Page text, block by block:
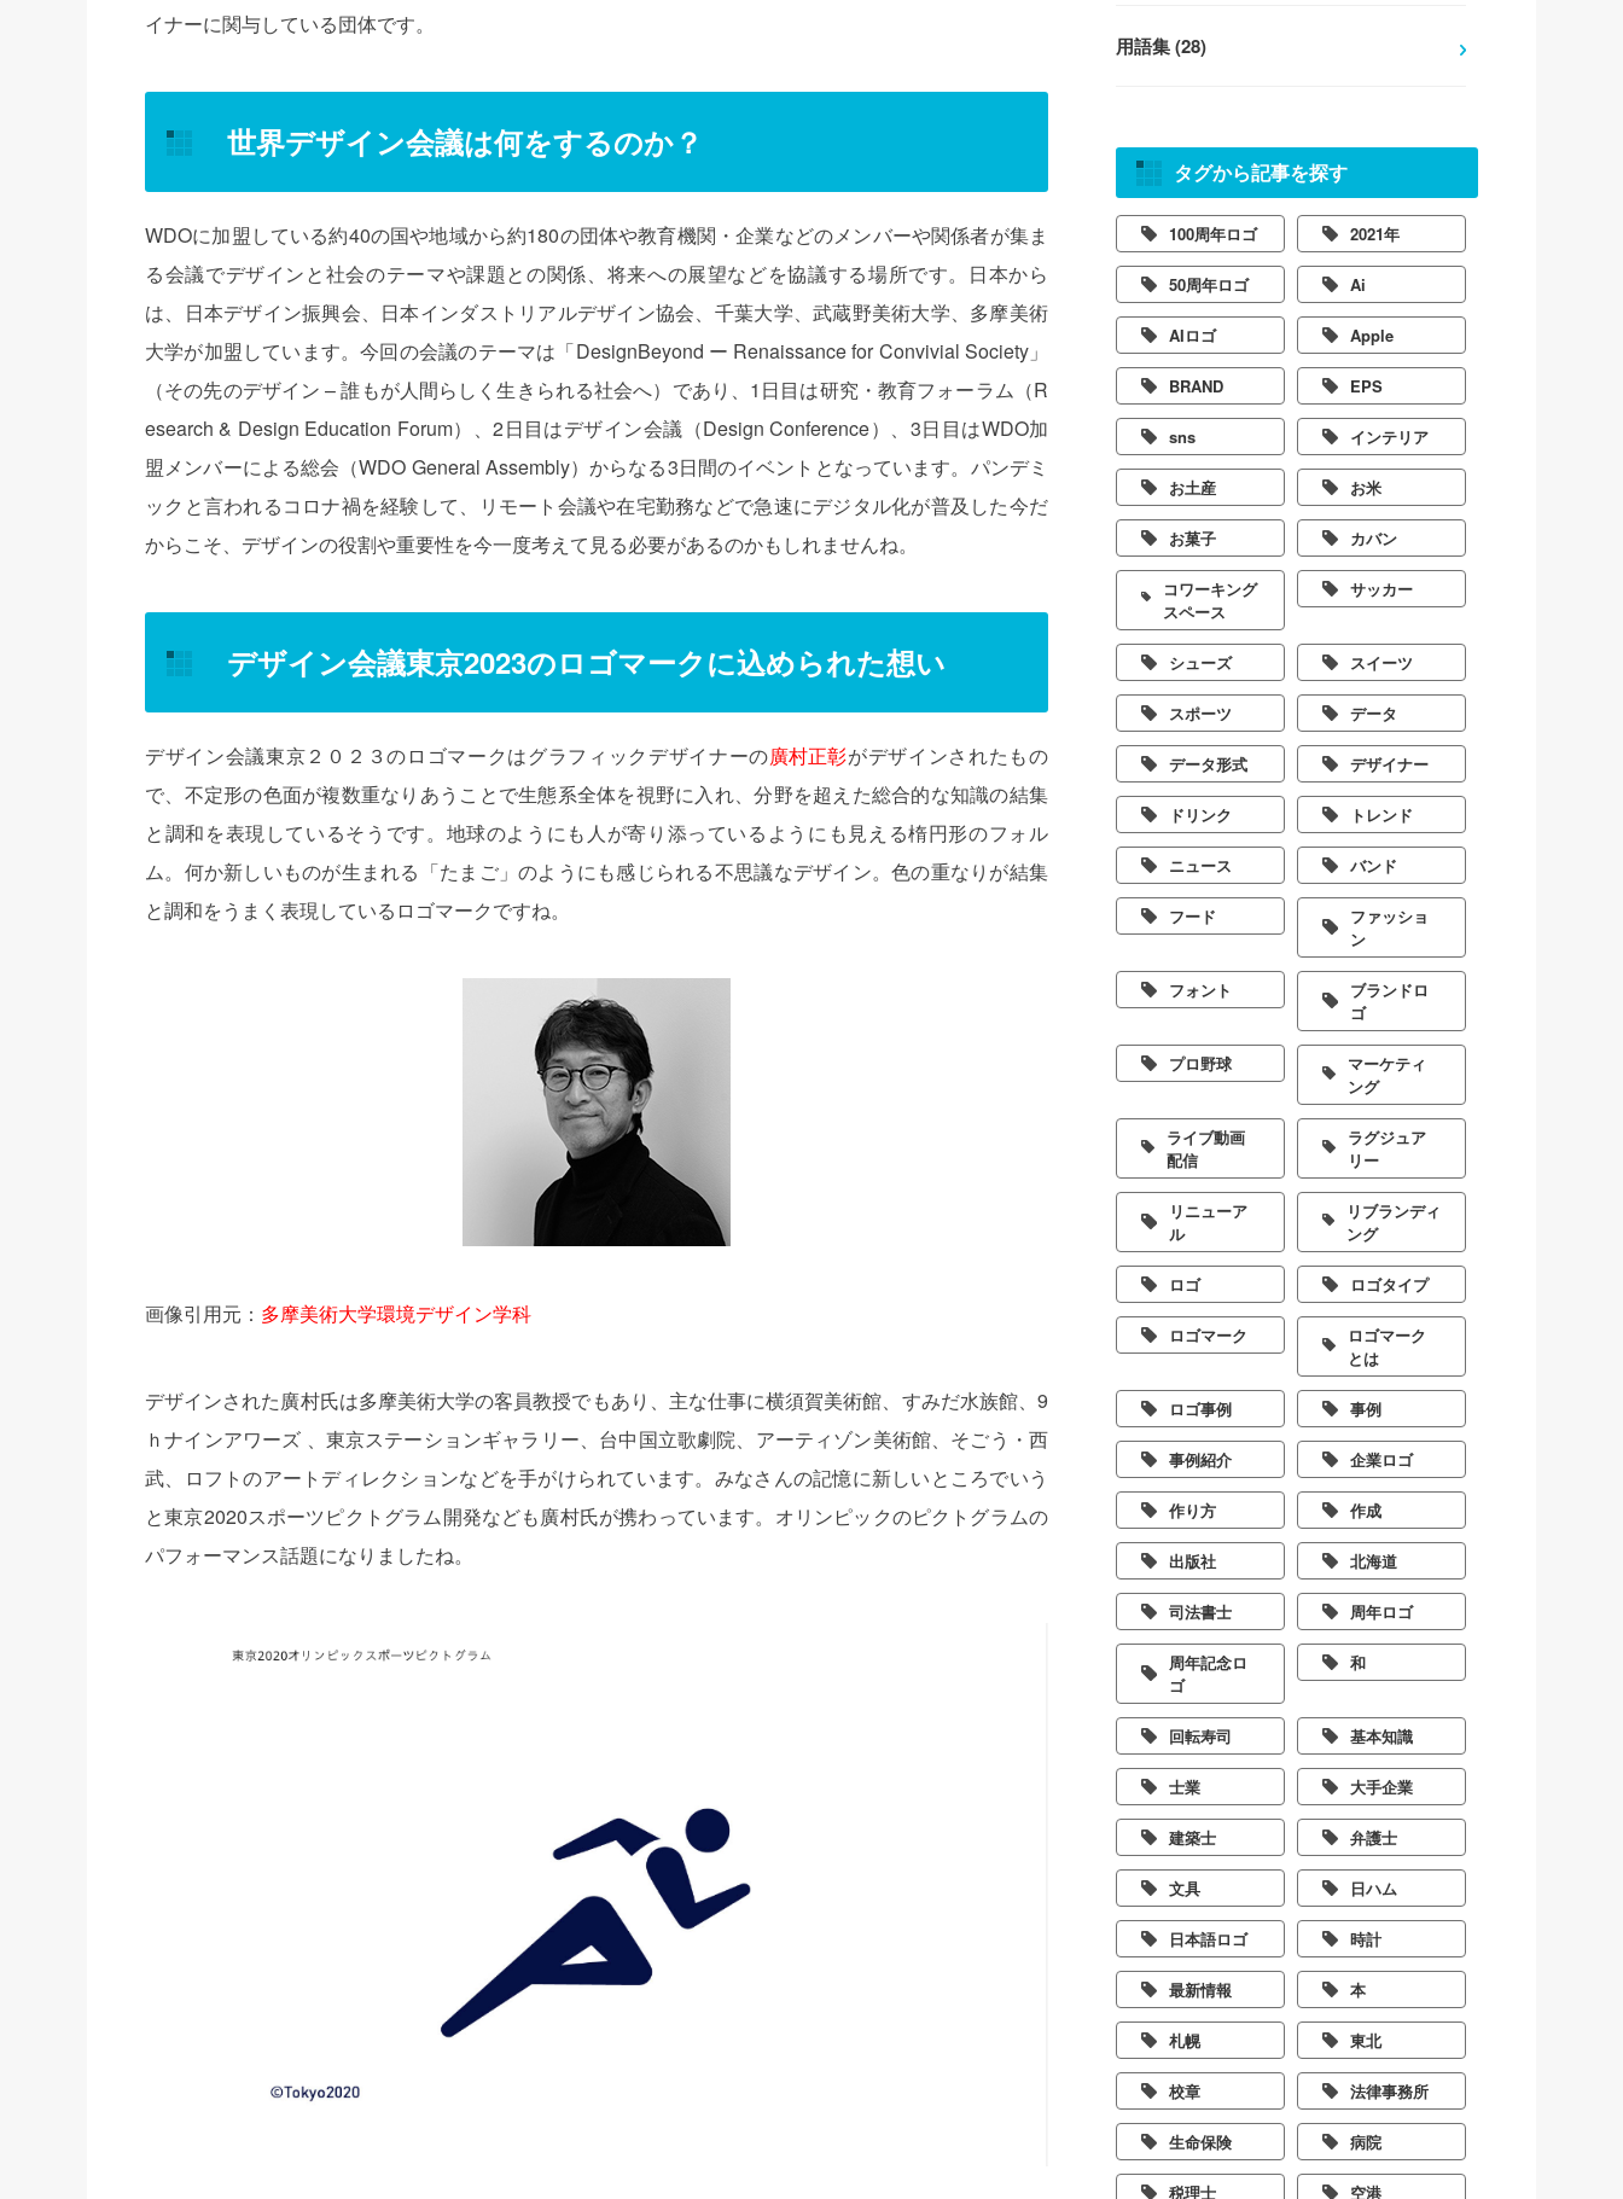
イナーに関与している団体です。
世界デザイン会議は何をするのか？
WDOに加盟している約40の国や地域から約180の団体や教育機関・企業などのメンバーや関係者が集ま
る会議でデザインと社会のテーマや課題との関係、将来への展望などを協議する場所です。日本から
は、日本デザイン振興会、日本インダストリアルデザイン協会、千葉大学、武蔵野美術大学、多摩美術
大学が加盟しています。今回の会議のテーマは「DesignBeyond ー Renaissance for Convivial Society」
（その先のデザイン – 誰もが人間らしく生きられる社会へ）であり、1日目は研究・教育フォーラム（R
esearch & Design Education Forum）、2日目はデザイン会議（Design Conference）、3日目はWDO加
盟メンバーによる総会（WDO General Assembly）からなる3日間のイベントとなっています。パンデミ
ックと言われるコロナ禍を経験して、リモート会議や在宅勤務などで急速にデジタル化が普及した今だ
からこそ、デザインの役割や重要性を今一度考えて見る必要があるのかもしれませんね。
デザイン会議東京2023のロゴマークに込められた想い
デザイン会議東京２０２３のロゴマークはグラフィックデザイナーの廣村正彰がデザインされたもの
で、不定形の色面が複数重なりあうことで生態系全体を視野に入れ、分野を超えた総合的な知識の結集
と調和を表現しているそうです。地球のようにも人が寄り添っているようにも見える楕円形のフォル
ム。何か新しいものが生まれる「たまご」のようにも感じられる不思議なデザイン。色の重なりが結集
と調和をうまく表現しているロゴマークですね。
画像引用元： 多摩美術大学環境デザイン学科
デザインされた廣村氏は多摩美術大学の客員教授でもあり、主な仕事に横須賀美術館、すみだ水族館、9
ｈナインアワーズ 、東京ステーションギャラリー、台中国立歌劇院、アーティゾン美術館、そごう・西
武、ロフトのアートディレクションなどを手がけられています。みなさんの記憶に新しいところでいう
と東京2020スポーツピクトグラム開発なども廣村氏が携わっています。オリンピックのピクトグラムの
パフォーマンス話題になりましたね。
用語集 (28)
タグから記事を探す
100周年ロゴ 2021年
50周年ロゴ Ai
AIロゴ Apple
BRAND EPS
sns インテリア
お土産 お米
お菓子 カバン
コワーキング
スペース
サッカー
シューズ スイーツ
スポーツ データ
データ形式 デザイナー
ドリンク トレンド
ニュース バンド
フード
ファッショ
ン
フォント
ブランドロ
ゴ
プロ野球
マーケティ
ング
ライブ動画
配信
ラグジュア
リー
リニューア
ル
リブランディ
ング
ロゴ ロゴタイプ
ロゴマーク
ロゴマーク
とは
ロゴ事例 事例
事例紹介 企業ロゴ
作り方 作成
出版社 北海道
司法書士 周年ロゴ
周年記念ロ
ゴ
和
回転寿司 基本知識
士業 大手企業
建築士 弁護士
文具 日ハム
日本語ロゴ 時計
最新情報 本
札幌 東北
校章 法律事務所
生命保険 病院
税理士 空港